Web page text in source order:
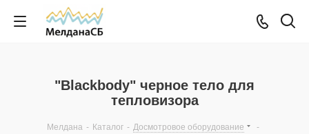
"Blackbody" черное тело для
тепловизора
Мелдана - Каталог - Досмотровое оборудование
-